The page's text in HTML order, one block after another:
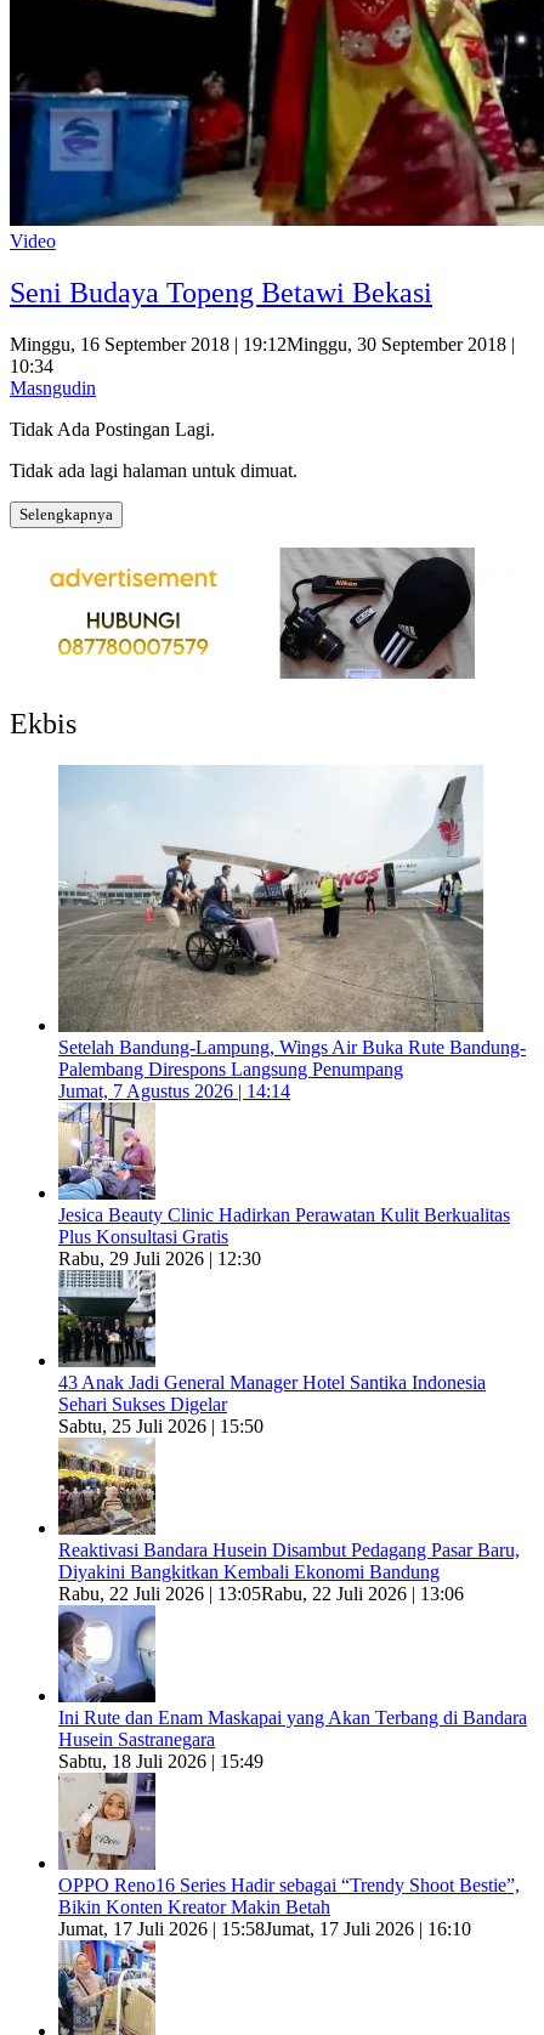
Video
Seni Budaya Topeng Betawi Bekasi
Minggu, 16 September 2018 | 19:12Minggu, 30 September 2018 |
10:34
Masngudin
Tidak Ada Postingan Lagi.
Tidak ada lagi halaman untuk dimuat.
Selengkapnya
Ekbis
Setelah Bandung-Lampung, Wings Air Buka Rute Bandung-
Palembang Direspons Langsung Penumpang
Jumat, 7 Agustus 2026 | 14:14
Jesica Beauty Clinic Hadirkan Perawatan Kulit Berkualitas
Plus Konsultasi Gratis
Rabu, 29 Juli 2026 | 12:30
43 Anak Jadi General Manager Hotel Santika Indonesia
Sehari Sukses Digelar
Sabtu, 25 Juli 2026 | 15:50
Reaktivasi Bandara Husein Disambut Pedagang Pasar Baru,
Diyakini Bangkitkan Kembali Ekonomi Bandung
Rabu, 22 Juli 2026 | 13:05Rabu, 22 Juli 2026 | 13:06
Ini Rute dan Enam Maskapai yang Akan Terbang di Bandara
Husein Sastranegara
Sabtu, 18 Juli 2026 | 15:49
OPPO Reno16 Series Hadir sebagai “Trendy Shoot Bestie”,
Bikin Konten Kreator Makin Betah
Jumat, 17 Juli 2026 | 15:58Jumat, 17 Juli 2026 | 16:10